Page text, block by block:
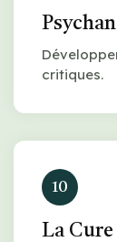
critiques.
10
La